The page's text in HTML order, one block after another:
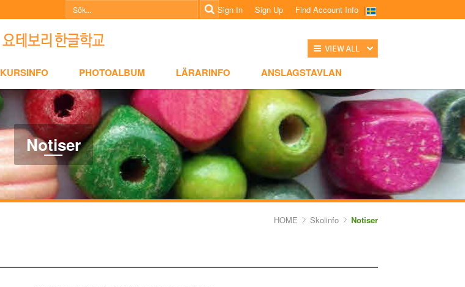
Sign In
Sign Up Find Account Info
KURSINFO PHOTOALBUM LÄRARINFO ANSLAGSTAVLAN
ANSLAGSTAVLAN
Notiser
HOME Skolinfo Notiser